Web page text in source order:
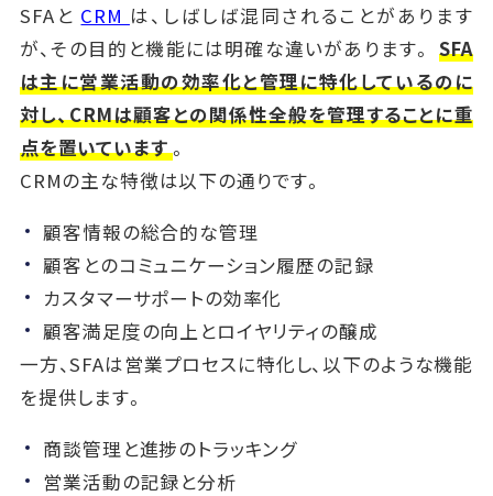
SFAと CRM は、しばしば混同されることがあります
が、その目的と機能には明確な違いがあります。 SFA
は主に営業活動の効率化と管理に特化しているのに
対し、CRMは顧客との関係性全般を管理することに重
点を置いています。
CRMの主な特徴は以下の通りです。
顧客情報の総合的な管理
顧客とのコミュニケーション履歴の記録
カスタマーサポートの効率化
顧客満足度の向上とロイヤリティの醸成
一方、SFAは営業プロセスに特化し、以下のような機能
を提供します。
商談管理と進捗のトラッキング
営業活動の記録と分析